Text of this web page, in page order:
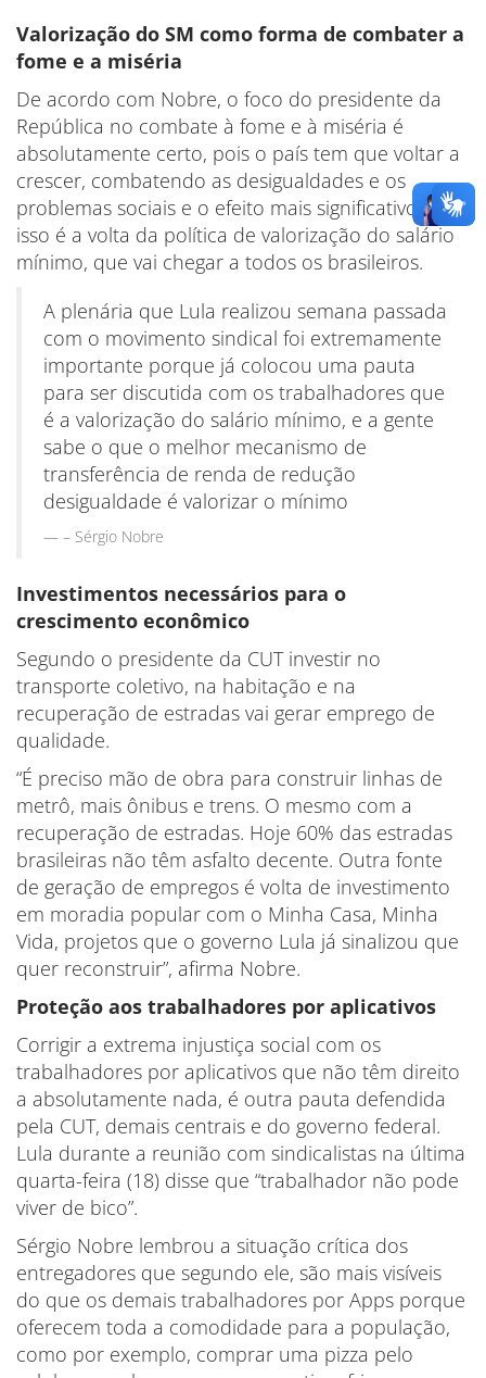
Valorização do SM como forma de combater a
fome e a miséria
De acordo com Nobre, o foco do presidente da
República no combate à fome e à miséria é
absolutamente certo, pois o país tem que voltar a
crescer, combatendo as desigualdades e os
problemas sociais e o efeito mais significativo para
isso é a volta da política de valorização do salário
mínimo, que vai chegar a todos os brasileiros.
A plenária que Lula realizou semana passada
com o movimento sindical foi extremamente
importante porque já colocou uma pauta
para ser discutida com os trabalhadores que
é a valorização do salário mínimo, e a gente
sabe o que o melhor mecanismo de
transferência de renda de redução
desigualdade é valorizar o mínimo
– Sérgio Nobre
Investimentos necessários para o
crescimento econômico
Segundo o presidente da CUT investir no
transporte coletivo, na habitação e na
recuperação de estradas vai gerar emprego de
qualidade.
“É preciso mão de obra para construir linhas de
metrô, mais ônibus e trens. O mesmo com a
recuperação de estradas. Hoje 60% das estradas
brasileiras não têm asfalto decente. Outra fonte
de geração de empregos é volta de investimento
em moradia popular com o Minha Casa, Minha
Vida, projetos que o governo Lula já sinalizou que
quer reconstruir”, afirma Nobre.
Proteção aos trabalhadores por aplicativos
Corrigir a extrema injustiça social com os
trabalhadores por aplicativos que não têm direito
a absolutamente nada, é outra pauta defendida
pela CUT, demais centrais e do governo federal.
Lula durante a reunião com sindicalistas na última
quarta-feira (18) disse que “trabalhador não pode
viver de bico”.
Sérgio Nobre lembrou a situação crítica dos
entregadores que segundo ele, são mais visíveis
do que os demais trabalhadores por Apps porque
oferecem toda a comodidade para a população,
como por exemplo, comprar uma pizza pelo